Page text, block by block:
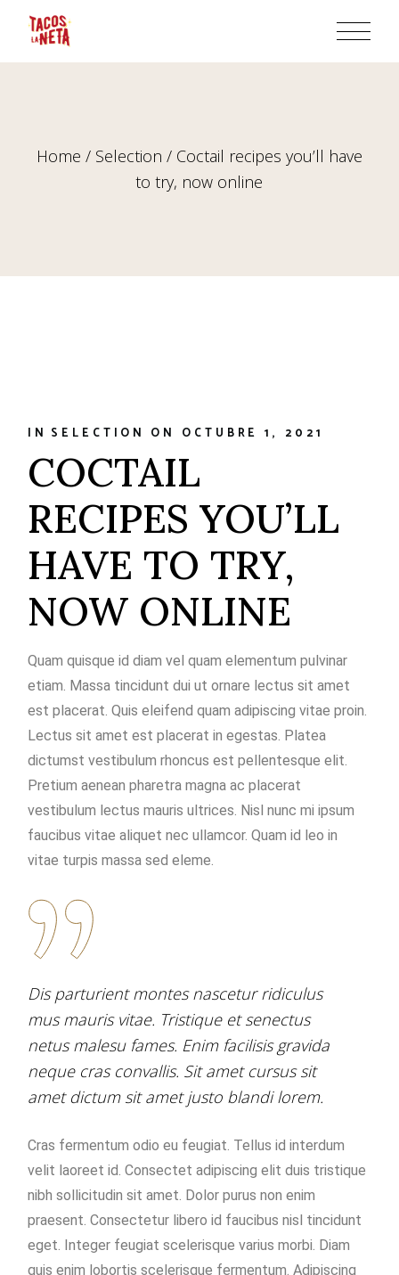
Home Selection
Coctail recipes you’ll have
to try, now online
IN SELECTION ON OCTUBRE 1, 2021
COCTAIL
RECIPES YOU’LL
HAVE TO TRY,
NOW ONLINE
Quam quisque id diam vel quam elementum pulvinar
etiam. Massa tincidunt dui ut ornare lectus sit amet
est placerat. Quis eleifend quam adipiscing vitae proin.
Lectus sit amet est placerat in egestas. Platea
dictumst vestibulum rhoncus est pellentesque elit.
Pretium aenean pharetra magna ac placerat
vestibulum lectus mauris ultrices. Nisl nunc mi ipsum
faucibus vitae aliquet nec ullamcor. Quam id leo in
vitae turpis massa sed eleme.
Dis parturient montes nascetur ridiculus
mus mauris vitae. Tristique et senectus
netus malesu fames. Enim facilisis gravida
neque cras convallis. Sit amet cursus sit
amet dictum sit amet justo blandi lorem.
Cras fermentum odio eu feugiat. Tellus id interdum
velit laoreet id. Consectet adipiscing elit duis tristique
nibh sollicitudin sit amet. Dolor purus non enim
praesent. Consectetur libero id faucibus nisl tincidunt
eget. Integer feugiat scelerisque varius morbi. Diam
quis enim lobortis scelerisque fermentum. Adipiscing